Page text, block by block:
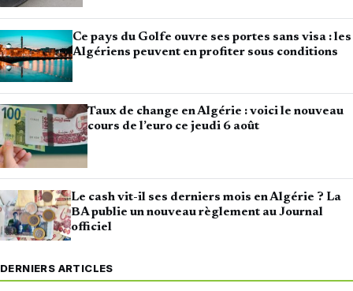
Ce pays du Golfe ouvre ses portes sans visa : les
Algériens peuvent en profiter sous conditions
Taux de change en Algérie : voici le nouveau
cours de l’euro ce jeudi 6 août
Le cash vit-il ses derniers mois en Algérie ? La
BA publie un nouveau règlement au Journal
officiel
DERNIERS ARTICLES